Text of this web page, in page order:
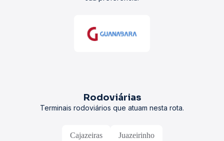
Rodoviárias
Terminais rodoviários que atuam nesta rota.
Cajazeiras Juazeirinho